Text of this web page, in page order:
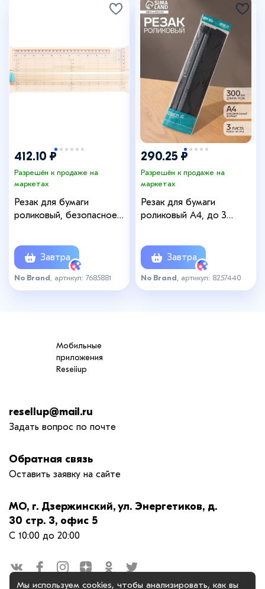
412.10 ₽
Разрешён к продаже на
маркетах
Резак для бумаги
роликовый, безопасное
Завтра
No Brand , артикул: 7685881
290.25 ₽
Разрешён к продаже на
маркетах
Резак для бумаги
роликовый А4, до 3
мм, в пакете
Завтра
No Brand , артикул: 8257440
Мобильные
приложения
Reseiiup
resellup@mail.ru
Задать вопрос по почте
Обратная связь
Оставить заявку на сайте
МО, г. Дзержинский, ул. Энергетиков, д.
30 стр. 3, офис 5
С 10:00 до 20:00
Мы используем cookies, чтобы анализировать, как вы